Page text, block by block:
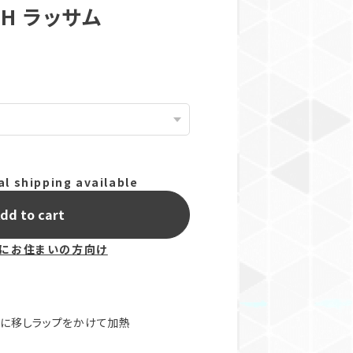
ラッサム
shipping available
to cart
お住まいの方向け
移しラップをかけて加熱